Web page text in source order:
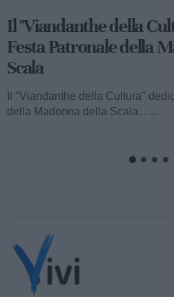
Viandanthe della
Rupestre della Buona
Ecco a voi il terzo speciale del
dedicato alla Madonna della
scoperta della "Chiesa...